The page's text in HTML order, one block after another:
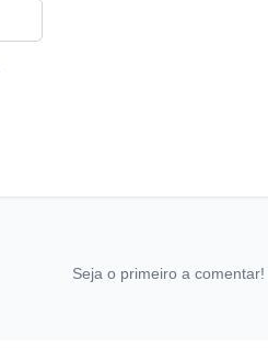
Seja o primeiro a comentar!